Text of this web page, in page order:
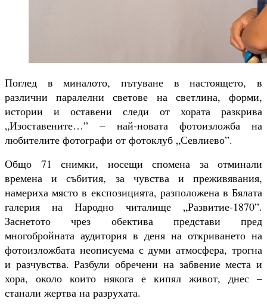
Поглед в миналото, пътуване в настоящето, в
различни паралелни светове на светлина, форми,
истории и оставени следи от хората разкрива
„Изоставените…” – най-новата фотоизложба на
любителите фотографи от фотоклуб „Севлиево”.
Общо 71 снимки, носещи спомена
за отминали
времена и събития, за чувства и преживявания,
намериха място в експозицията, разположена в Бялата
галерия на Народно читалище „Развитие-1870”.
Заснетото чрез обектива представи пред
многобройната аудитория в деня на откриването на
фотоизложбата неописуема с думи атмосфера, трогна
и разчувства. Разбули обречени на забвение места и
хора, около които някога е кипял живот, днес –
станали жертва на разрухата.